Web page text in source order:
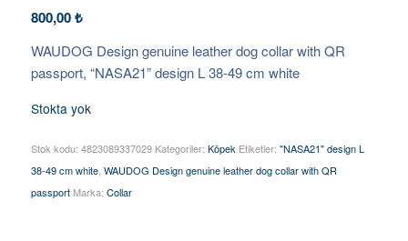
800,00₺
WAUDOG Design genuine leather dog collar with QR
passport, “NASA21” design L 38-49 cm white
Stokta yok
Stok kodu: 4823089337029 Kategoriler: Köpek Etiketler: "NASA21" design L
38-49 cm white, WAUDOG Design genuine leather dog collar with QR
passport Marka: Collar